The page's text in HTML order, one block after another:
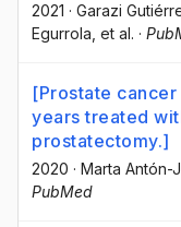
2021 · Garazi
Egurrola , et al. ·
[Prostate
years treated
prostatectomy.]
2020 · Marta Antón-
PubMed